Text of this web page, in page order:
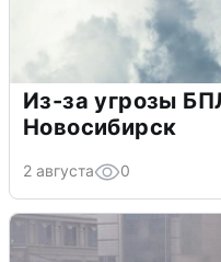
Из-за угрозы
Новосибирск
2 августа 0